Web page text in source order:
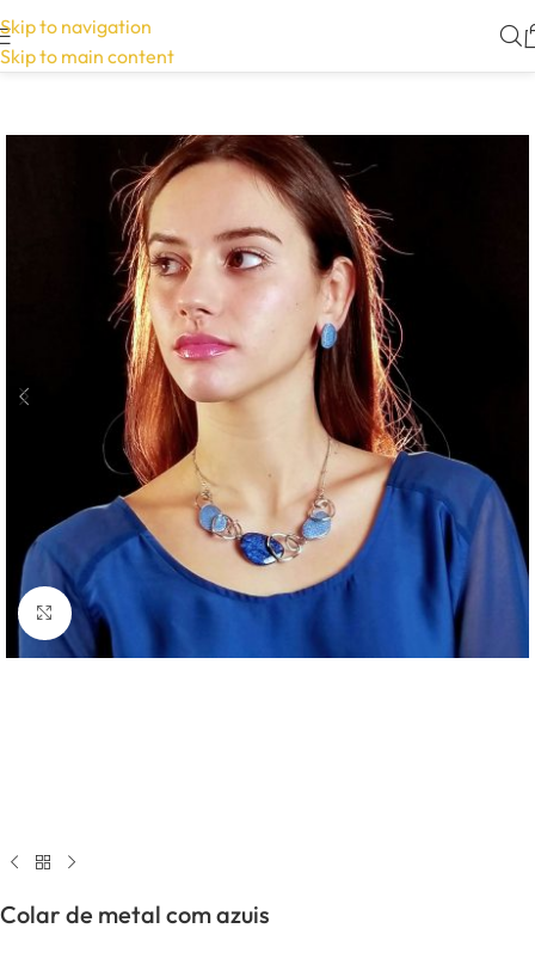
Skip to navigation
Skip to main content
Click to enlarge
Colar de metal com azuis